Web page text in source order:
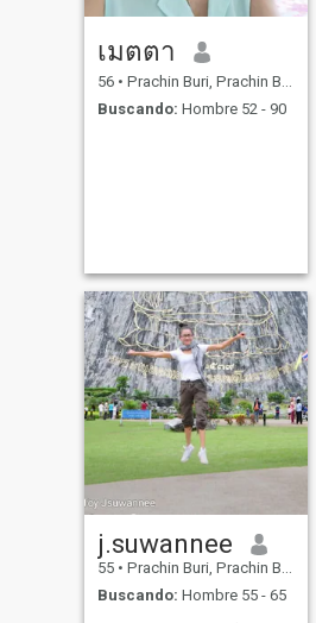
เมตตา
56 • Prachin Buri, Prachin Buri, Tailandia
Buscando: Hombre 52 - 90
j.suwannee
55 • Prachin Buri, Prachin Buri, Tailandia
Buscando: Hombre 55 - 65